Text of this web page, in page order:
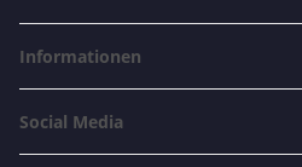
Informationen
Social Media